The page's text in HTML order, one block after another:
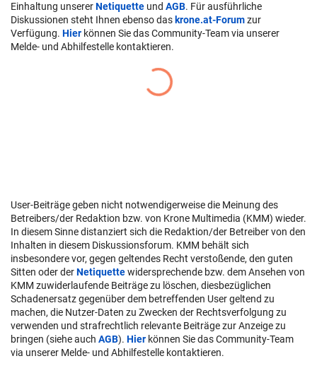
Einhaltung unsererNetiquette und AGB. Für ausführliche
Diskussionen steht Ihnen ebenso das krone.at-Forumzur
Verfügung. Hier können Sie das Community-Team via unserer
Melde- und Abhilfestelle kontaktieren.
User-Beiträge geben nicht notwendigerweise die Meinung des
Betreibers/der Redaktion bzw. von Krone Multimedia (KMM) wieder.
In diesem Sinne distanziert sich die Redaktion/der Betreiber von den
Inhalten in diesem Diskussionsforum. KMM behält sich
insbesondere vor, gegen geltendes Recht verstoßende, den guten
Sitten oder derNetiquettewidersprechende bzw. dem Ansehen von
KMM zuwiderlaufende Beiträge zu löschen, diesbezüglichen
Schadenersatz gegenüber dem betreffenden User geltend zu
machen, die Nutzer-Daten zu Zwecken der Rechtsverfolgung zu
verwenden und strafrechtlich relevante Beiträge zur Anzeige zu
bringen (siehe auch AGB). Hier können Sie das Community-Team
via unserer Melde- und Abhilfestelle kontaktieren.